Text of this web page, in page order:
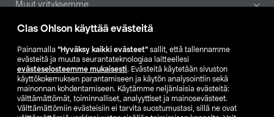
Clas Ohlson käyttää evästeitä
Painamalla ”Hyväksy kaikki evästeet” sallit, että tallennamme
evästeitä ja muuta seurantateknologiaa laitteellesi
evästeselosteemme mukaisesti. Evästeitä käytetään sivuston
käyttökokemuksen parantamiseen ja käytön analysointiin sekä
mainonnan kohdentamiseen. Käytämme neljänlaisia evästeitä:
välttämättömät, toiminnalliset, analyyttiset ja mainosevästeet.
Välttämättömiin evästeisiin ei tarvita suostumustasi, sillä ne ovat
Muut yrityksemme
Etsi myymälä
SE NO FI
FI SV